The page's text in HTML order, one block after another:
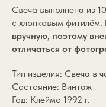
Свеча выполнена из
с хлопковым фитилём.
вручную, поэтому
отличаться от
Тип изделия: Свеча в
Состояние: Винтаж
Год: Клеймо 1992 г.